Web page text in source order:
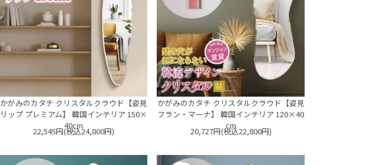
かがみのカタチ クリスタルクラウド【姿見
リップ プレミアム】 韓国インテリア 150×
40cm
22,545円(税込24,800円)
かがみのカタチ クリスタルクラウド【姿見
フラン・マーナ】 韓国インテリア 120×40
cm
20,727円(税込22,800円)